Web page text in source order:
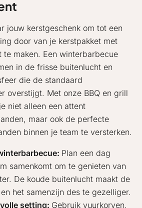
jouw kerstgeschenk om tot een
door van je kerstpakket met
te maken. Een winterbarbecue
in de frisse buitenlucht en
die de standaard
overstijgt. Met onze BBQ en grill
niet alleen een attent
maar ook de perfecte
binnen je team te versterken.
Plan een dag
samenkomt om te genieten van
De koude buitenlucht maakt de
het samenzijn des te gezelliger.
setting: Gebruik vuurkorven,